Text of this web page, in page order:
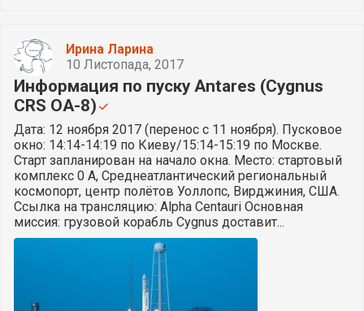
Ирина Ларина
10 Листопада, 2017
Информация по пуску Antares (Cygnus
CRS OA-8)
Дата: 12 ноября 2017 (перенос с 11 ноября). Пусковое
окно: 14:14-14:19 по Киеву/15:14-15:19 по Москве.
Старт запланирован на начало окна. Место: стартовый
комплекс 0 А, Среднеатлантический региональный
космопорт, центр полётов Уоллопс, Вирджиния, США.
Ссылка на трансляцию: Alpha Centauri Основная
миссия: грузовой корабль Cygnus доставит...